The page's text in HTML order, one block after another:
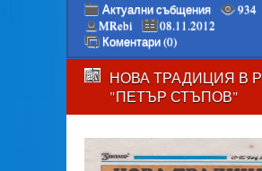
Актуални събщения
934
MRebi
08.11.2012
Коментари (0)
НОВА ТРАДИЦИЯ В
"ПЕТЪР СТЪПОВ"